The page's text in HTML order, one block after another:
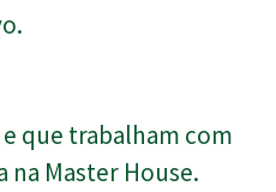
que trabalham com
na Master House.